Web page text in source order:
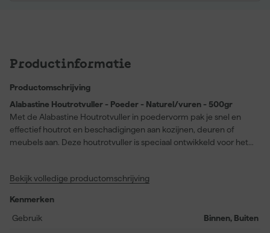
Productinformatie
Productomschrijving
Alabastine Houtrotvuller - Poeder - Naturel/vuren - 500gr
Met de Alabastine Houtrotvuller in poedervorm pak je snel en
effectief houtrot en beschadigingen aan kozijnen, deuren of
meubels aan. Deze houtrotvuller is speciaal ontwikkeld voor het
Dankzij de oplosmiddelhoudende samenstelling kun je
de vuller stofdroog is na ongeveer 6 uur en al na 6 uur
overschilderbaar. Het product is uitstekend schuur-, spijker- en
Bekijk volledige productomschrijving
Kenmerken
Gebruik
Binnen, Buiten